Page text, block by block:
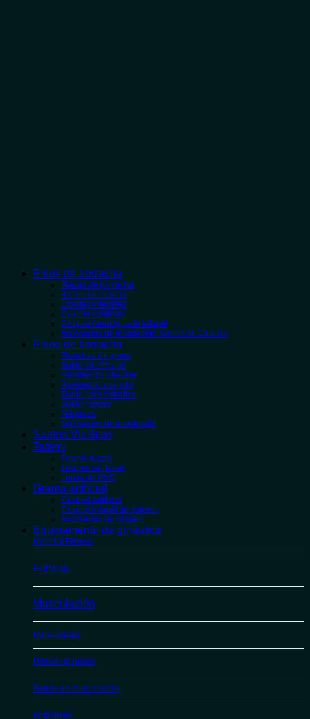
Pisos de borracha
Placas de borracha
Rollos de caucho
Losetas infantiles
Caucho contínuo
Césped Amortiguado Infantil
Accesorios de instalación suelos de Caucho
Pisos de borracha
Planchas de goma
Suelo de círculos
Pavimentos checker
Pavimento estriado
Suelo para caballos
Suelo rugoso
Felpudos
Accesorios de instalación
Suelos Vinílicos
Tatami
Tatami puzzle
Tatamis sin forrar
Lonas de PVC
Grama artificial
Césped artificial
Césped infantil de colores
Accesorios de césped
Equipamento de ginástica
Material Fitness
Fitness
Musculación
Mancuernas
Discos de pesas
Barras de musculación
Kettlebells